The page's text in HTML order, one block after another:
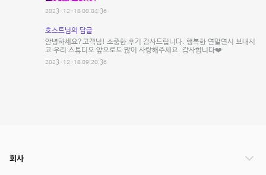
2023-12-18 00:04:36
호스트님의 답글
안녕하세요?고객님! 소중한 후기 감사드립니다. 행복한 연말연시 보내시
고 우리 스튜디오 앞으로도 많이 사랑해주세요. 감사합니다❤️
2023-12-18 09:20:36
회사